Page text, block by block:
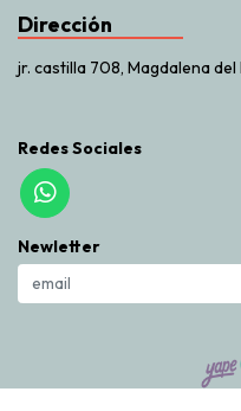
Dirección
jr. castilla 708, Magdalena del
Redes Sociales
Newletter